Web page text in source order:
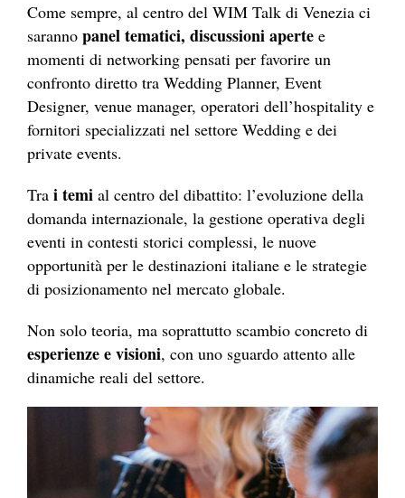
Come sempre, al centro del WIM Talk di Venezia ci
saranno panel tematici, discussioni aperte e
momenti di networking pensati per favorire un
confronto diretto tra Wedding Planner, Event
Designer, venue manager, operatori dell’hospitality e
fornitori specializzati nel settore Wedding e dei
private events.
Tra i temi al centro del dibattito: l’evoluzione della
domanda internazionale, la gestione operativa degli
eventi in contesti storici complessi, le nuove
opportunità per le destinazioni italiane e le strategie
di posizionamento nel mercato globale.
Non solo teoria, ma soprattutto scambio concreto di
esperienze e visioni, con uno sguardo attento alle
dinamiche reali del settore.